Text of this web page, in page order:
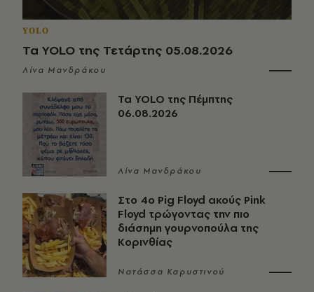
YOLO
Τα YOLO της Τετάρτης 05.08.2026
Λίνα Μανδράκου
Τα YOLO της Πέμπτης
06.08.2026
Λίνα Μανδράκου
Στο 4ο Pig Floyd ακούς Pink
Floyd τρώγοντας την πιο
διάσημη γουρνοπούλα της
Κορινθίας
Νατάσσα Καρυστινού